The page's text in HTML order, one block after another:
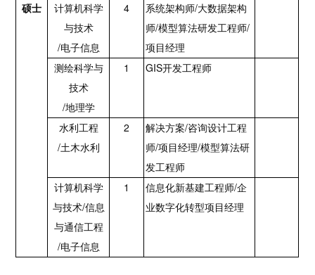
硕士
计算机科学
与技术
/电子信息
4 系统架构师/大数据架构
师/模型算法研发工程师/
项目经理
测绘科学与
技术
/地理学
1 GIS开发工程师
水利工程
/土木水利
2 解决方案/咨询设计工程
师/项目经理/模型算法研
发工程师
计算机科学
与技术/信息
与通信工程
/电子信息
1 信息化新基建工程师/企
业数字化转型项目经理